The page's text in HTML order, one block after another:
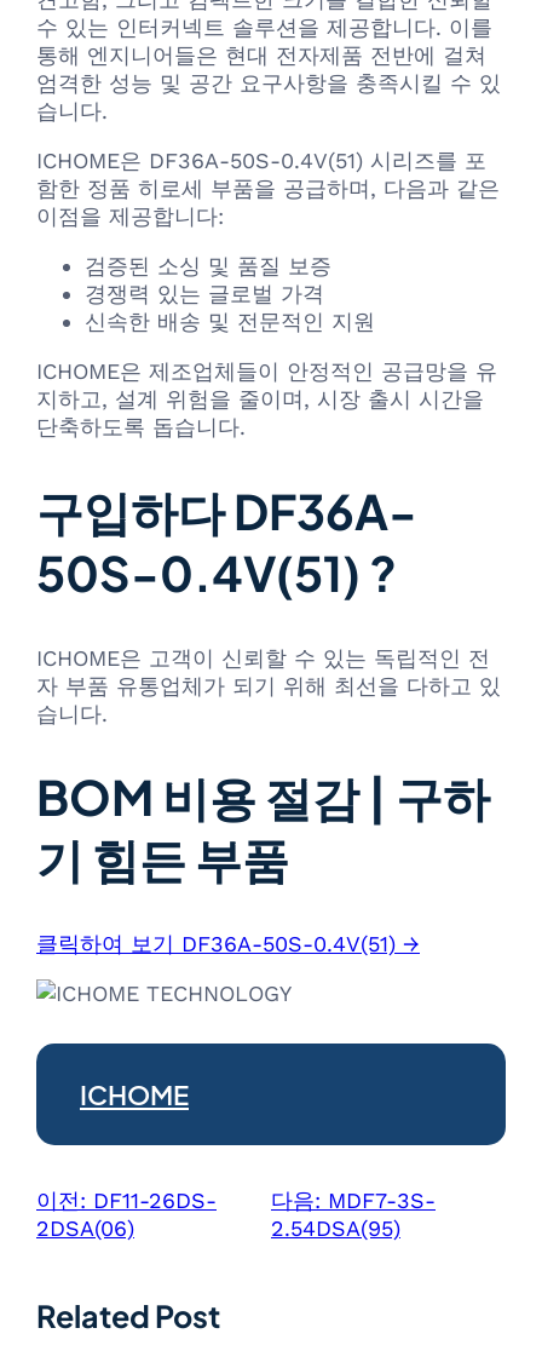
수 있는 인터커넥트 솔루션을 제공합니다. 이를
통해 엔지니어들은 현대 전자제품 전반에 걸쳐
엄격한 성능 및 공간 요구사항을 충족시킬 수 있
습니다.
ICHOME은 DF36A-50S-0.4V(51) 시리즈를 포
함한 정품 히로세 부품을 공급하며, 다음과 같은
이점을 제공합니다:
검증된 소싱 및 품질 보증
경쟁력 있는 글로벌 가격
신속한 배송 및 전문적인 지원
ICHOME은 제조업체들이 안정적인 공급망을 유
지하고, 설계 위험을 줄이며, 시장 출시 시간을
단축하도록 돕습니다.
구입하다 DF36A-
50S-0.4V(51) ?
ICHOME은 고객이 신뢰할 수 있는 독립적인 전
자 부품 유통업체가 되기 위해 최선을 다하고 있
습니다.
BOM 비용 절감 | 구하
기 힘든 부품
클릭하여 보기 DF36A-50S-0.4V(51) →
ICHOME
이전: DF11-26DS-
2DSA(06)
다음: MDF7-3S-
2.54DSA(95)
Related Post